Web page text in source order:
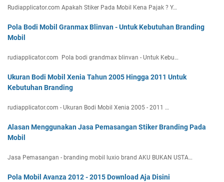
Rudiapplicator.com Apakah Stiker Pada Mobil Kena Pajak ? Y…
Pola Bodi Mobil Granmax Blinvan - Untuk Kebutuhan Branding
Mobil
rudiapplicator.com Pola bodi grandmax blinvan - Untuk Kebu…
Ukuran Bodi Mobil Xenia Tahun 2005 Hingga 2011 Untuk
Kebutuhan Branding
rudiapplicator.com - Ukuran Bodi Mobil Xenia 2005 - 2011 …
Alasan Menggunakan Jasa Pemasangan Stiker Branding Pada
Mobil
Jasa Pemasangan - branding mobil luxio brand AKU BUKAN USTA…
Pola Mobil Avanza 2012 - 2015 Download Aja Disini